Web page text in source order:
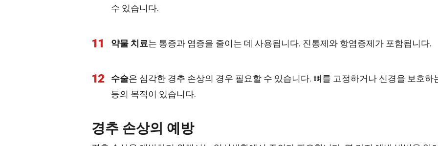
수 있습니다.
11 약물 치료는 통증과 염증을 줄이는 데 사용됩니다. 진통제와 항염증제가 포함됩니다.
12 수술은 심각한 경추 손상의 경우 필요할 수 있습니다. 뼈를 고정하거나 신경을 보호하
등의 목적이 있습니다.
경추 손상의 예방